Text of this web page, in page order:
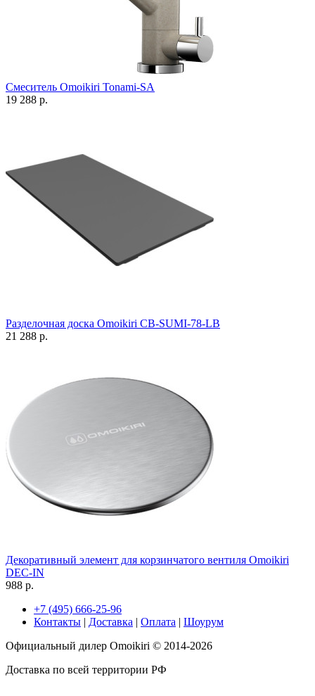
Смеситель Omoikiri Tonami-SA
19 288 р.
Разделочная доска Omoikiri CB-SUMI-78-LB
21 288 р.
Декоративный элемент для корзинчатого вентиля Omoikiri
DEC-IN
988 р.
+7 (495) 666-25-96
Контакты | Доставка | Оплата | Шоурум
Официальный дилер Omoikiri © 2014-2026
Доставка по всей территории РФ